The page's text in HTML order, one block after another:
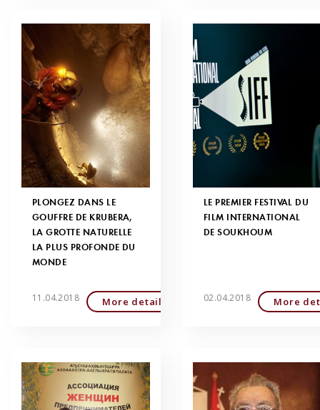
PLONGEZ DANS LE
GOUFFRE DE KRUBERA,
LA GROTTE NATURELLE
LA PLUS PROFONDE DU
MONDE
11.04.2018 More detailed
LE PREMIER FESTIVAL DU
FILM INTERNATIONAL
DE SOUKHOUM
02.04.2018 More